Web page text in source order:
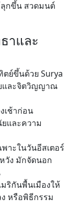
ลุกขึ้น สวดมนต์
าและ
ย์ขึ้นด้วย Surya
ยและจิตวิญญาณ
เช้าก่อน
และความ
าะในวันอีสเตอร์
ง มักจัดนอก
ริกันพื้นเมืองให้
หรือพิธีกรรม